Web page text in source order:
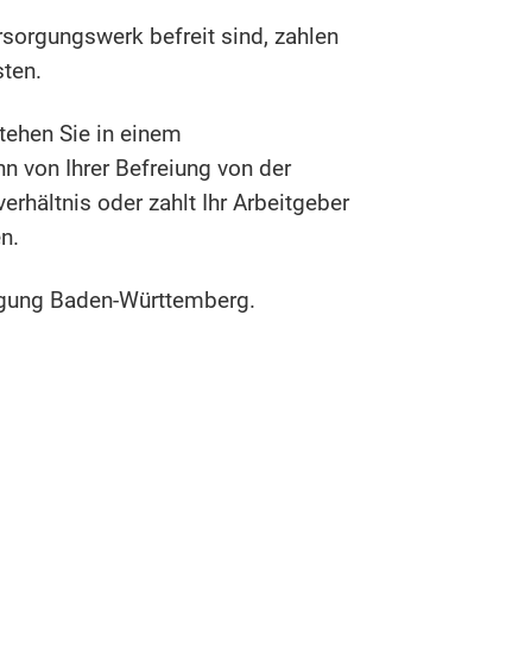
befreit sind, zahlen
Sie in einem
von Ihrer Befreiung von der
oder zahlt Ihr Arbeitgeber
Baden-Württemberg.